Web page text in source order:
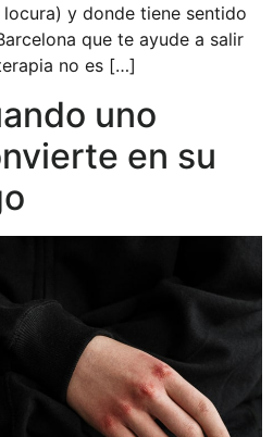
y donde tiene sentido
que te ayude a salir
no es […]
uno
en su